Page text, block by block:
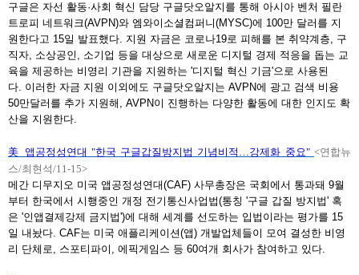
구글은 자선 활동·사회 혁신 담당 구글닷오알지를 통해 아시아 벤처 필란
트로피 네트워크(AVPN)와 엠와이소셜컴퍼니(MYSC)에 100만 달러를 지
원한다고 15일 발표했다. 지원 자금은 코로나19로 피해를 본 취약계층, 구
직자, 소상공인, 소기업 등을 대상으로 새로운 디지털 경제 적응을 돕는 교
육을 제공하는 비영리 기관을 지원하는 '디지털 혁신 기금'으로 사용된
다. 이러한 자금 지원 이외에도 구글닷오알지는 AVPN에 광고 검색 비용
50만달러를 추가 지원해, AVPN이 진행하는 다양한 활동에 대한 인지도 확
산을 지원한다.
美 앱공정성연대 "한국 구글갑질방지법 기념비적…강제화 중요" <연합뉴
스/최현석/11-15>
메간 디무지오 미국 앱공정성연대(CAF) 사무총장은 국회에서 통과돼 9월
부터 한국에서 시행중인 개정 전기통신사업법(통칭 '구글 갑질 방지법' 혹
은 '인앱결제강제 금지법')에 대해 세계를 선도하는 입법이라는 평가를 15
일 내놨다. CAF는 미국 애플리케이션(앱) 개발업체들이 모여 결성한 비영
리 단체로, 스포티파이, 에픽게임스 등 60여개 회사가 참여하고 있다.